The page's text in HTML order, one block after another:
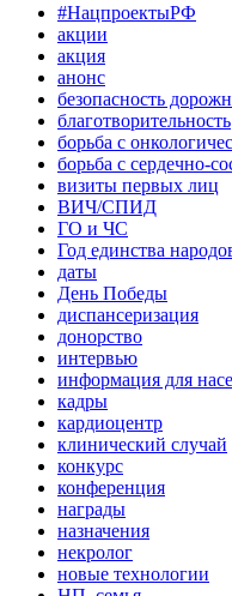
#НацпроектыРФ
акции
акция
анонс
безопасность
благотворительность
борьба с
борьба с сердечно-
визиты первых лиц
ВИЧ/СПИД
ГО и ЧС
Год единства
даты
День Победы
диспансеризация
донорство
интервью
информация для
кадры
кардиоцентр
клинический случай
конкурс
конференция
награды
назначения
некролог
новые технологии